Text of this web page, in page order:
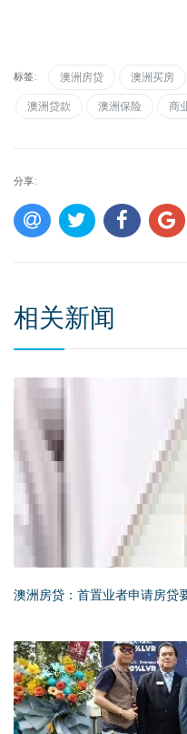
标签: 澳洲房贷 澳洲买房
澳洲贷款 澳洲保险 商
分享:
相关新闻
澳洲房贷：首置业者申请房贷